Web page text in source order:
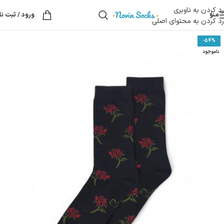
رد کردن به ناوبری
رد کردن به محتوای اصلی
منو ورود / ثبت
-54%
ناموجود